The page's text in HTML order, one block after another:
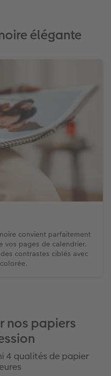
élégante
convient parfaitement
vos pages de calendrier.
contrastes ciblés avec
nos papiers
4 qualités de papier